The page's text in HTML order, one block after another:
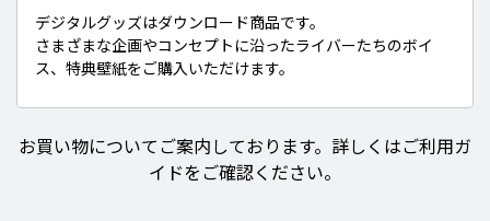
デジタルグッズはダウンロード商品です。
さまざまな企画やコンセプトに沿ったライバーたちのボイ
ス、特典壁紙をご購入いただけます。
お買い物についてご案内しております。詳しくはご利用ガ
イドをご確認ください。